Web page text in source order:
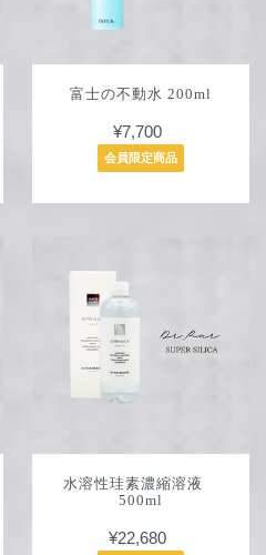
富士の不動水 200ml
¥7,700
会員限定商品
水溶性珪素濃縮溶液
500ml
¥22,680